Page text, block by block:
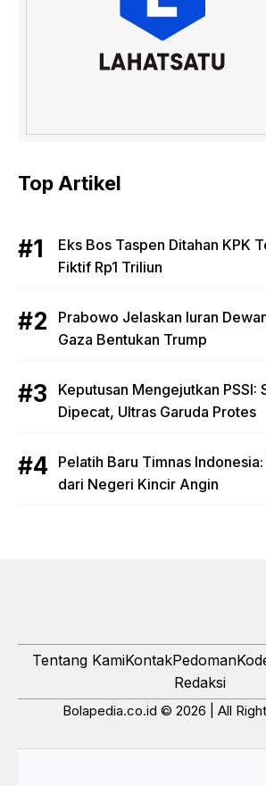
Top Artikel
Eks Bos Taspen Ditahan KPK
Fiktif Rp1 Triliun
Prabowo Jelaskan Iuran
Gaza Bentukan Trump
Keputusan Mengejutkan PSSI:
Dipecat, Ultras Garuda Protes
Pelatih Baru Timnas
dari Negeri Kincir Angin
Tentang KamiKontakPedoman
Redaksi
Bolapedia.co.id © 2026 | All